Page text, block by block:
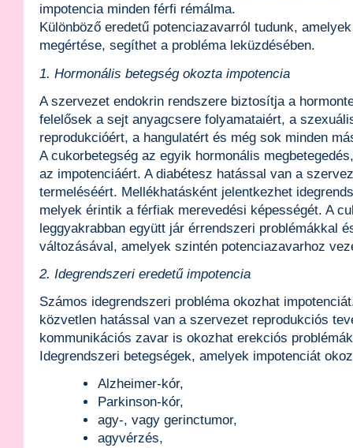
impotencia minden férfi rémálma.
Különböző eredetű potenciazavarról tudunk,
megértése, segíthet a probléma leküzdésében.
1. Hormonális betegség okozta impotencia
A szervezet endokrin rendszere biztosítja a
felelősek a sejt anyagcsere folyamataiért, a
reprodukcióért, a hangulatért és még sok minden
A cukorbetegség az egyik hormonális
az impotenciáért. A diabétesz hatással van a
termeléséért. Mellékhatásként jelentkezhet
melyek érintik a férfiak merevedési képességét. A
leggyakrabban együtt jár érrendszeri problémákkal
változásával, amelyek szintén potenciazavarhoz
2. Idegrendszeri eredetű impotencia
Számos idegrendszeri probléma okozhat
közvetlen hatással van a szervezet reprodukciós
kommunikációs zavar is okozhat erekciós
Idegrendszeri betegségek, amelyek impotenciát
Alzheimer-kór,
Parkinson-kór,
agy-, vagy gerinctumor,
agyvérzés,